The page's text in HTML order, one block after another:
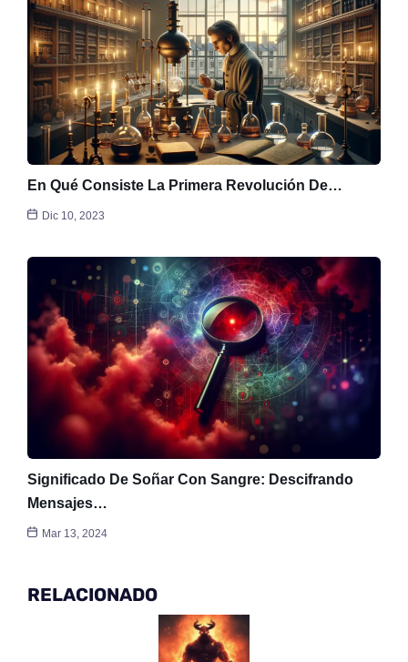
En Qué Consiste La Primera Revolución De…
Dic 10, 2023
Significado De Soñar Con Sangre: Descifrando
Mensajes…
Mar 13, 2024
RELACIONADO